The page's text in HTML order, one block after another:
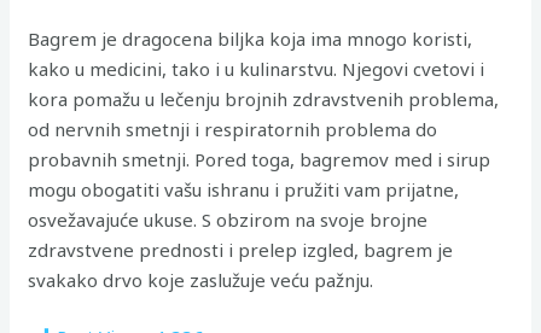
Bagrem je dragocena biljka koja ima mnogo koristi,
kako u medicini, tako i u kulinarstvu. Njegovi cvetovi i
kora pomažu u lečenju brojnih zdravstvenih problema,
od nervnih smetnji i respiratornih problema do
probavnih smetnji. Pored toga, bagremov med i sirup
mogu obogatiti vašu ishranu i pružiti vam prijatne,
osvežavajuće ukuse. S obzirom na svoje brojne
zdravstvene prednosti i prelep izgled, bagrem je
svakako drvo koje zaslužuje veću pažnju.